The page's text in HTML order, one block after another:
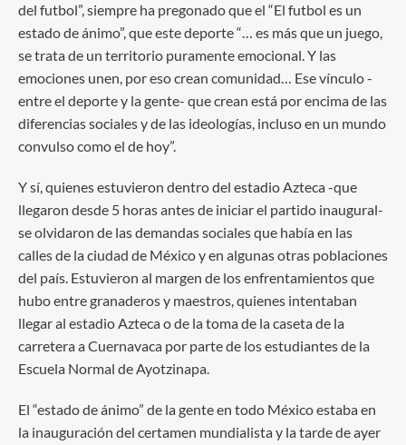
del futbol”, siempre ha pregonado que el “El futbol es un
estado de ánimo”, que este deporte “… es más que un juego,
se trata de un territorio puramente emocional. Y las
emociones unen, por eso crean comunidad… Ese vínculo -
entre el deporte y la gente- que crean está por encima de las
diferencias sociales y de las ideologías, incluso en un mundo
convulso como el de hoy”.
Y sí, quienes estuvieron dentro del estadio Azteca -que
llegaron desde 5 horas antes de iniciar el partido inaugural-
se olvidaron de las demandas sociales que había en las
calles de la ciudad de México y en algunas otras poblaciones
del país. Estuvieron al margen de los enfrentamientos que
hubo entre granaderos y maestros, quienes intentaban
llegar al estadio Azteca o de la toma de la caseta de la
carretera a Cuernavaca por parte de los estudiantes de la
Escuela Normal de Ayotzinapa.
El “estado de ánimo” de la gente en todo México estaba en
la inauguración del certamen mundialista y la tarde de ayer